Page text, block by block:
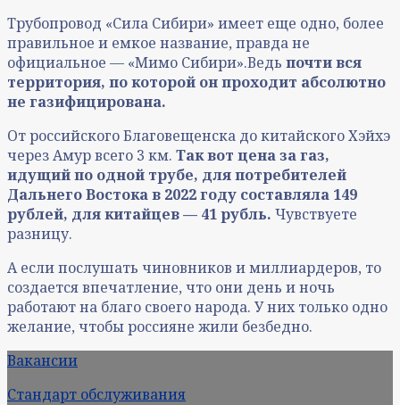
Трубопровод «Сила Сибири» имеет еще одно, более
правильное и емкое название, правда не
официальное — «Мимо Сибири».Ведь почти вся
территория, по которой он проходит абсолютно
не газифицирована.
От российского Благовещенска до китайского Хэйхэ
через Амур всего 3 км. Так вот цена за газ,
идущий по одной трубе, для потребителей
Дальнего Востока в 2022 году составляла 149
рублей, для китайцев — 41 рубль. Чувствуете
разницу.
А если послушать чиновников и миллиардеров, то
создается впечатление, что они день и ночь
работают на благо своего народа. У них только одно
желание, чтобы россияне жили безбедно.
Вакансии
Стандарт обслуживания